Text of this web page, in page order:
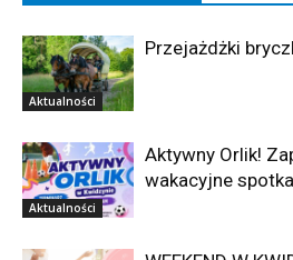
Aktualności
Przejażdżki
Aktualności
Aktywny Orlik!
wakacyjne